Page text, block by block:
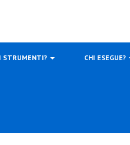
STRUMENTI? CHI ESEGUE?